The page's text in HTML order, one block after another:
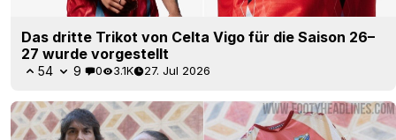
Das dritte Trikot von Celta Vigo für die Saison 26–
27 wurde vorgestellt
54 9 0 3.1K 27. Jul 2026